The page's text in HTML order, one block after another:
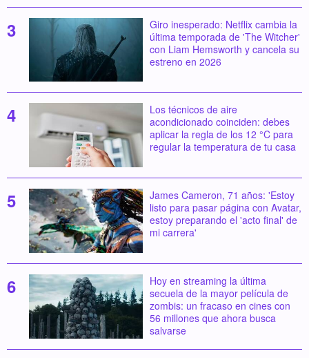
Giro inesperado: Netflix cambia la
última temporada de 'The Witcher'
con Liam Hemsworth y cancela su
estreno en 2026
Los técnicos de aire
acondicionado coinciden: debes
aplicar la regla de los 12 °C para
regular la temperatura de tu casa
James Cameron, 71 años: 'Estoy
listo para pasar página con Avatar,
estoy preparando el 'acto final' de
mi carrera'
Hoy en streaming la última
secuela de la mayor película de
zombis: un fracaso en cines con
56 millones que ahora busca
salvarse